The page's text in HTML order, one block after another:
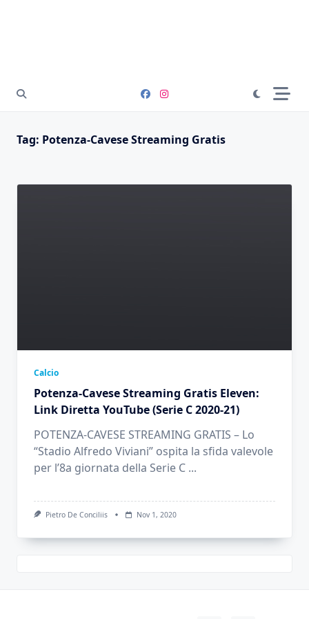
Tag: Potenza-Cavese Streaming Gratis
Calcio
Potenza-Cavese Streaming Gratis Eleven:
Link Diretta YouTube (Serie C 2020-21)
POTENZA-CAVESE STREAMING GRATIS – Lo
“Stadio Alfredo Viviani” ospita la sfida valevole
per l’8a giornata della Serie C ...
Pietro De Conciliis Nov 1, 2020